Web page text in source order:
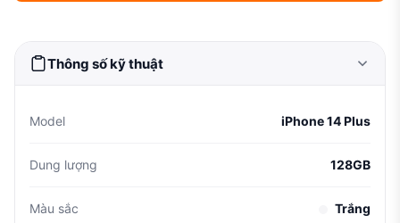
Thông số kỹ thuật
Model iPhone 14 Plus
Dung lượng 128GB
Màu sắc Trắng